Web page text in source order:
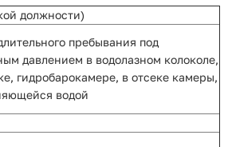
должности)
пребывания под
давлением в водолазном колоколе,
гидробарокамере, в отсеке камеры,
водой